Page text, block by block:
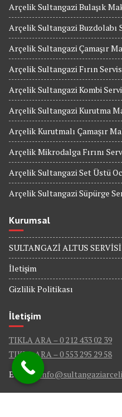
Arçelik Sultangazi Bulaşık
Arçelik Sultangazi Buzdolabı
Arçelik Sultangazi Çamaşır
Arçelik Sultangazi Fırın
Arçelik Sultangazi Kombi
Arçelik Sultangazi Kurutma
Arçelik Kurutmalı Çamaşır
Arçelik Mikrodalga Fırını
Arçelik Sultangazi Set Üstü
Arçelik Sultangazi Süpürge
Kurumsal
SULTANGAZİ ALTUS SERVİSİ
İletişim
Gizlilik Politikası
İletişim
TIKLA ARA – 0 212 433 02 39
TIKLA ARA – 0 553 295 29 58
E-Mail :